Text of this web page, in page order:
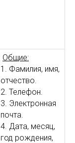
Общие:
1. Фамилия, имя,
отчество.
2. Телефон.
3. Электронная
почта.
4. Дата, месяц,
год рождения,